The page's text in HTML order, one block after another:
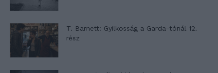
T. Barnett: Gyilkosság a Garda-tónál 12.
rész